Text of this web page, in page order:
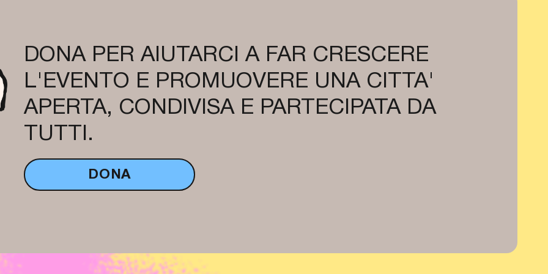
DONA PER AIUTARCI A FAR CRESCERE
L'EVENTO E PROMUOVERE UNA CITTA'
APERTA, CONDIVISA E PARTECIPATA DA
TUTTI.
DONA